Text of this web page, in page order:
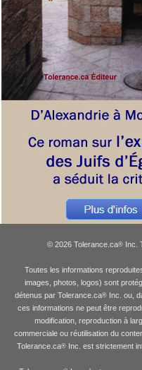
© 2026 Tolerance.ca®Inc.
Toutes les informations
images, photos, logos) sont
détenus par Tolerance.ca® Inc. ou,
ces informations ne peut être
modification, reproduction à
commerciale ou réutilisation du
Tolerance.ca® Inc. est strictement